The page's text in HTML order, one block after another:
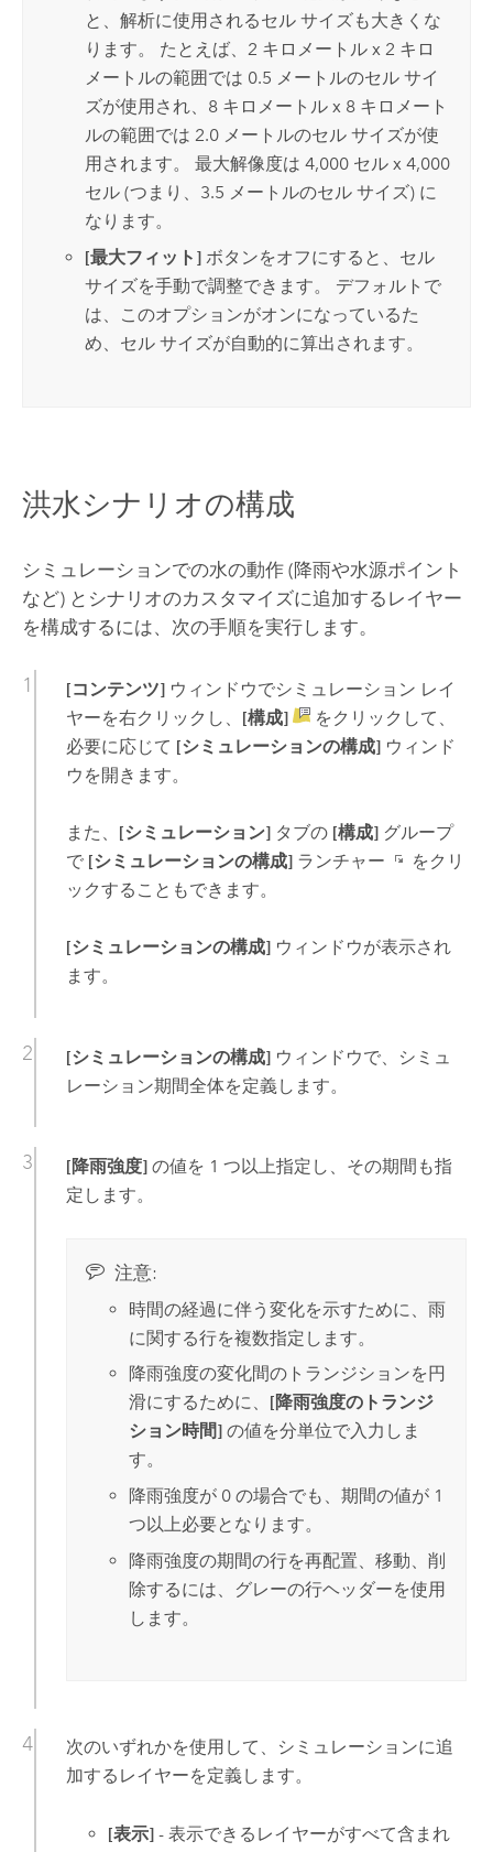
と、解析に使用されるセル サイズも大きくな
ります。 たとえば、2 キロメートル x 2 キロ
メートルの範囲では 0.5 メートルのセル サイ
ズが使用され、8 キロメートル x 8 キロメート
ルの範囲では 2.0 メートルのセル サイズが使
用されます。 最大解像度は 4,000 セル x 4,000
セル (つまり、3.5 メートルのセル サイズ) に
なります。
[最大フィット]ボタンをオフにすると、セル
サイズを手動で調整できます。 デフォルトで
は、このオプションがオンになっているた
め、セル サイズが自動的に算出されます。
洪水シナリオの構成
シミュレーションでの水の動作 (降雨や水源ポイント
など) とシナリオのカスタマイズに追加するレイヤー
を構成するには、次の手順を実行します。
[コンテンツ]ウィンドウでシミュレーション レイ
ヤーを右クリックし、 [構成]
をクリックして、
必要に応じて [シミュレーションの構成]ウィンド
ウを開きます。
また、 [シミュレーション]タブの [構成]グループ
で [シミュレーションの構成]ランチャー
をクリ
ックすることもできます。
[シミュレーションの構成]ウィンドウが表示され
ます。
[シミュレーションの構成]ウィンドウで、シミュ
レーション期間全体を定義します。
[降雨強度]の値を 1 つ以上指定し、その期間も指
定します。
注意:
時間の経過に伴う変化を示すために、雨
に関する行を複数指定します。
降雨強度の変化間のトランジションを円
滑にするために、 [降雨強度のトランジ
ション時間]の値を分単位で入力しま
す。
降雨強度が 0 の場合でも、期間の値が 1
つ以上必要となります。
降雨強度の期間の行を再配置、移動、削
除するには、グレーの行ヘッダーを使用
します。
次のいずれかを使用して、シミュレーションに追
加するレイヤーを定義します。
[表示] - 表示できるレイヤーがすべて含まれ